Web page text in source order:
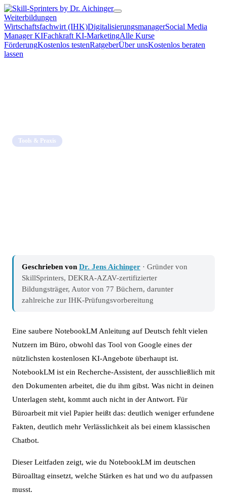
Weiterbildungen
Wirtschaftsfachwirt (IHK)DigitalisierungsmanagerSocial Media
Manager KIFachkraft KI-MarketingAlle Kurse
FörderungKostenlos testenRatgeberÜber unsKostenlos beraten
lassen
Tools & Praxis
Geschrieben von Dr. Jens Aichinger · Gründer von
SkillSprinters, DEKRA-AZAV-zertifizierter
Bildungsträger, Autor von 77 Büchern, darunter
zahlreiche zur IHK-Prüfungsvorbereitung
Eine saubere NotebookLM Anleitung auf Deutsch fehlt vielen
Nutzern im Büro, obwohl das Tool von Google eines der
nützlichsten kostenlosen KI-Angebote überhaupt ist.
NotebookLM ist ein Recherche-Assistent, der ausschließlich mit
den Dokumenten arbeitet, die du ihm gibst. Was nicht in deinen
Unterlagen steht, kommt auch nicht in der Antwort. Für
Büroarbeit mit viel Papier heißt das: deutlich weniger erfundene
Fakten, deutlich mehr Verlässlichkeit als bei einem klassischen
Chatbot.
Dieser Leitfaden zeigt, wie du NotebookLM im deutschen
Büroalltag einsetzt, welche Stärken es hat und wo du aufpassen
musst.